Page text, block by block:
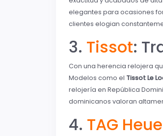
elegantes para ocasiones
clientes elogian
3. Tissot:
Con una herencia relojera
Modelos como el Tissot Le
relojería en República
dominicanos valoran
4. TAG